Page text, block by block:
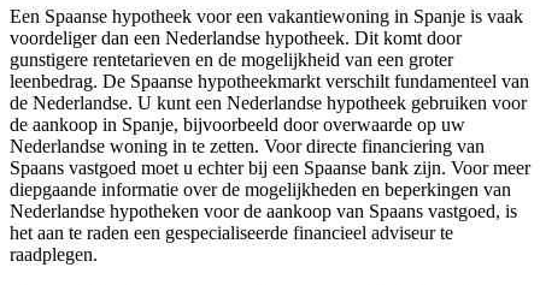
Een Spaanse hypotheek voor een vakantiewoning in Spanje is vaak
voordeliger dan een Nederlandse hypotheek. Dit komt door
gunstigere rentetarieven en de mogelijkheid van een groter
leenbedrag. De Spaanse hypotheekmarkt verschilt fundamenteel van
de Nederlandse. U kunt een Nederlandse hypotheek gebruiken voor
de aankoop in Spanje, bijvoorbeeld door overwaarde op uw
Nederlandse woning in te zetten. Voor directe financiering van
Spaans vastgoed moet u echter bij een Spaanse bank zijn. Voor meer
diepgaande informatie over de mogelijkheden en beperkingen van
Nederlandse hypotheken voor de aankoop van Spaans vastgoed, is
het aan te raden een gespecialiseerde financieel adviseur te
raadplegen.